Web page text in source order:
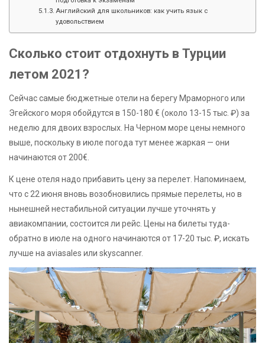
Английский для школьников: как учить язык с
удовольствием
Сколько стоит отдохнуть в Турции
летом 2021?
Сейчас самые бюджетные отели на берегу Мраморного или
Эгейского моря обойдутся в 150-180 € (около 13-15 тыс. ₽) за
неделю для двоих взрослых. На Черном море цены немного
выше, поскольку в июле погода тут менее жаркая — они
начинаются от 200€.
К цене отеля надо прибавить цену за перелет. Напоминаем,
что с 22 июня вновь возобновились прямые перелеты, но в
нынешней нестабильной ситуации лучше уточнять у
авиакомпании, состоится ли рейс. Цены на билеты туда-
обратно в июле на одного начинаются от 17-20 тыс. ₽, искать
лучше на aviasales или skyscanner.